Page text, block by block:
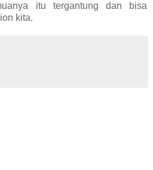
itu tergantung dan bisa
kita.